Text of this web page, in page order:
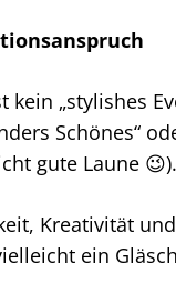
kein „stylishes
Schönes“
gute Laune 😉).
Kreativität
ein